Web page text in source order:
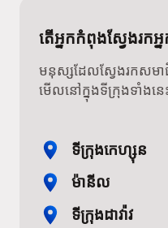
តើអ្នកកំពុងស្វែងរក
មនុស្សដែលស្វែងរកសម
មើលនៅក្នុងទីក្រុងទាំងនេ
ទីក្រុងកេហ្សុន
ម៉ានីល
ទីក្រុងដាវ៉ាវ